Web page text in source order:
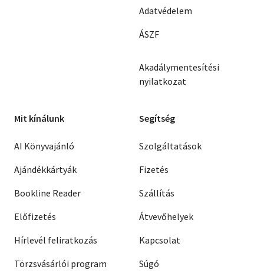
Adatvédelem
ÁSZF
Akadálymentesítési
nyilatkozat
Mit kínálunk
AI Könyvajánló
Ajándékkártyák
Bookline Reader
Előfizetés
Hírlevél feliratkozás
Törzsvásárlói program
Segítség
Szolgáltatások
Fizetés
Szállítás
Átvevőhelyek
Kapcsolat
Súgó